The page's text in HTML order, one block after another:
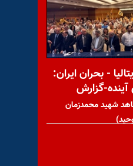
زنان زندانی در عراق
جلسه پارلمان
شهید محمدزمان
- بحران ایران:
آینده-گزارش